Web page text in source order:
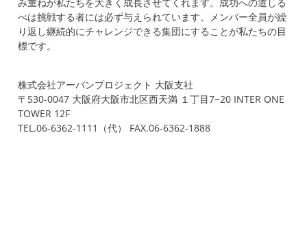
み重ねが私たちを大きく成長させてくれます。成功への道しる
べは挑戦する者には必ず与えられています。メンバー全員が繰
り返し継続的にチャレンジできる集団にすることが私たちの目
標です。
株式会社アーバンプロジェクト 大阪支社
〒530-0047 大阪府大阪市北区西天満 １丁目7−20 INTER ONE
TOWER 12F
TEL.06-6362-1111（代） FAX.06-6362-1888